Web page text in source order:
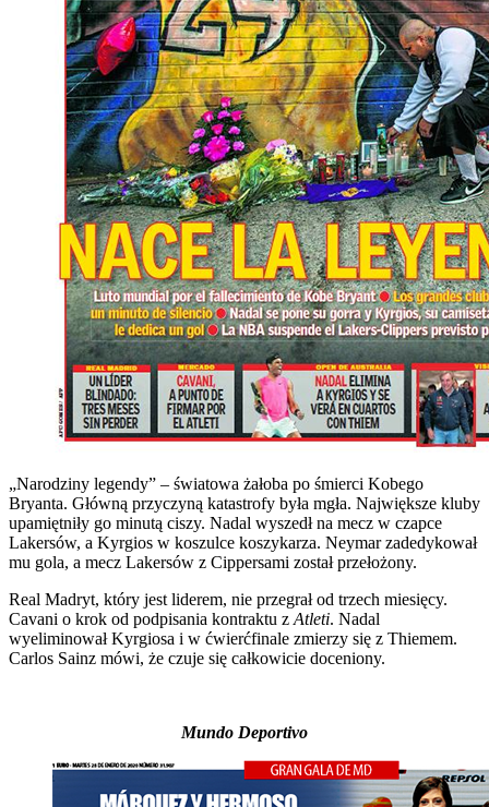
„Narodziny legendy” – światowa żałoba po śmierci Kobego
Bryanta. Główną przyczyną katastrofy była mgła. Największe kluby
upamiętniły go minutą ciszy. Nadal wyszedł na mecz w czapce
Lakersów, a Kyrgios w koszulce koszykarza. Neymar zadedykował
mu gola, a mecz Lakersów z Cippersami został przełożony.
Real Madryt, który jest liderem, nie przegrał od trzech miesięcy.
Cavani o krok od podpisania kontraktu z Atleti. Nadal
wyeliminował Kyrgiosa i w ćwierćfinale zmierzy się z Thiemem.
Carlos Sainz mówi, że czuje się całkowicie doceniony.
Mundo Deportivo